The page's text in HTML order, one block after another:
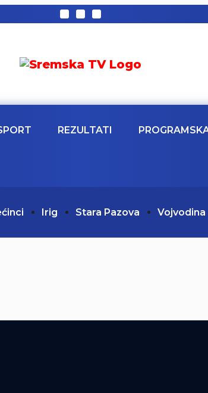
REZULTATI
Irig Stara Pazova Vojvodina